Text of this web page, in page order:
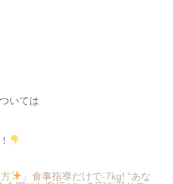
いては
』 食事指導だけで-7kg! “あな